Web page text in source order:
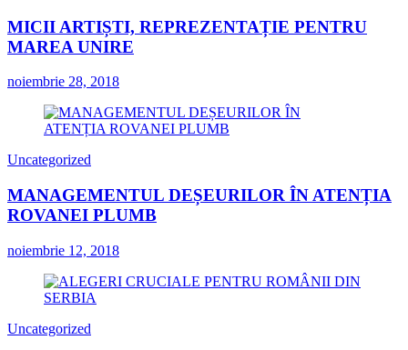
MICII ARTIȘTI, REPREZENTAȚIE PENTRU
MAREA UNIRE
noiembrie 28, 2018
Uncategorized
MANAGEMENTUL DEȘEURILOR ÎN ATENȚIA
ROVANEI PLUMB
noiembrie 12, 2018
Uncategorized